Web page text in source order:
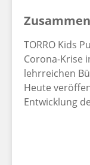
TORRO Kids
Corona-Krise
lehrreichen
Heute
Entwicklung